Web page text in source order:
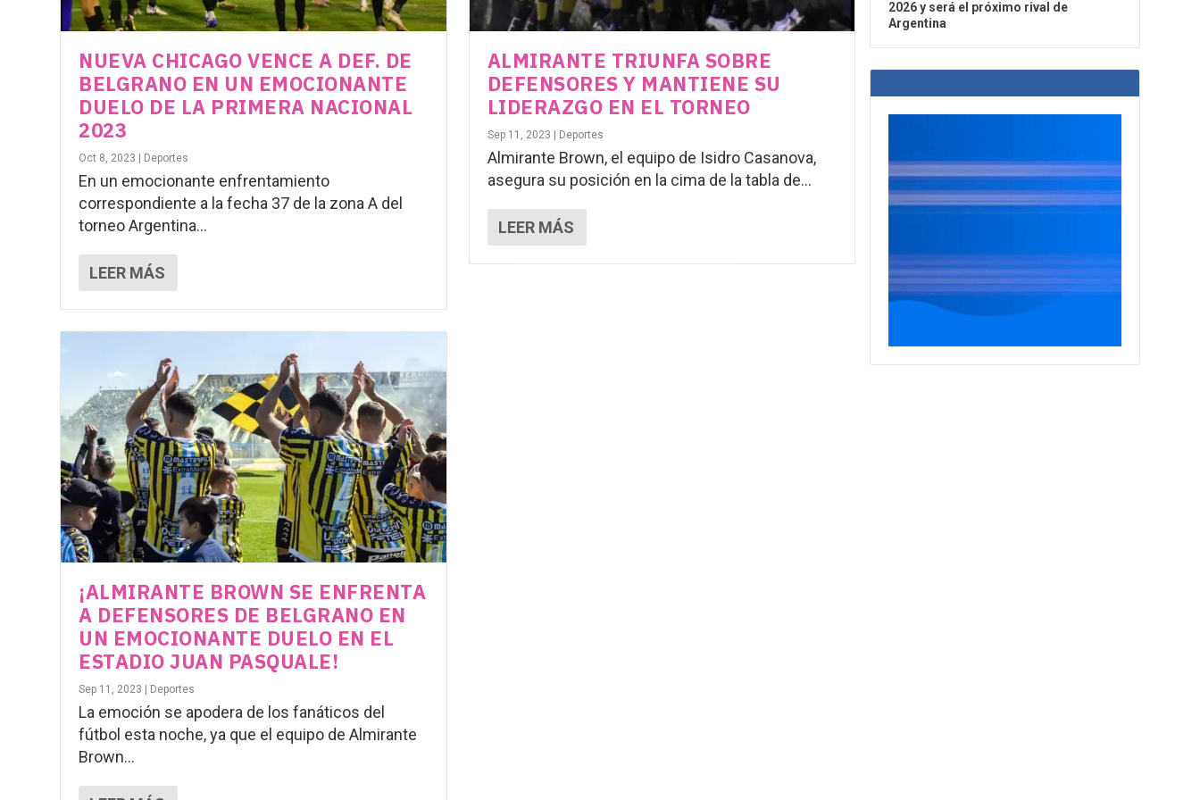
NUEVA CHICAGO VENCE A DEF. DE
BELGRANO EN UN EMOCIONANTE
DUELO DE LA PRIMERA NACIONAL
2023
Oct 8, 2023 Deportes
En un emocionante enfrentamiento
correspondiente a la fecha 37 de la zona A del
torneo Argentina...
LEER MÁS
¡ALMIRANTE BROWN SE ENFRENTA
A DEFENSORES DE BELGRANO EN
UN EMOCIONANTE DUELO EN EL
ESTADIO JUAN PASQUALE!
Sep 11, 2023 | Deportes
La emoción se apodera de los fanáticos del
fútbol esta noche, ya que el equipo de Almirante
Brown...
ALMIRANTE TRIUNFA SOBRE
DEFENSORES Y MANTIENE SU
LIDERAZGO EN EL TORNEO
Sep 11, 2023 Deportes
Almirante Brown, el equipo de Isidro Casanova,
asegura su posición en la cima de la tabla de...
LEER MÁS
2026 y será el próximo rival de
Argentina